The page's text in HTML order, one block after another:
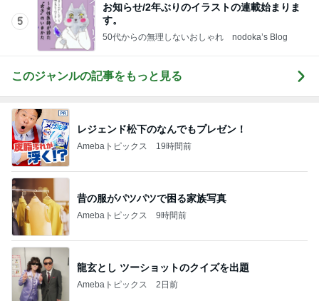
5
お知らせ/2年ぶりのイラストの連載始まりま
す。
50代からの無理しないおしゃれ nodoka’s Blog
このジャンルの記事をもっと見る
レジェンド松下のなんでもプレゼン！
Amebaトピックス 19時間前
昔の服がパツパツで困る家族写真
Amebaトピックス 9時間前
龍玄とし ツーショットのクイズを出題
Amebaトピックス 2日前